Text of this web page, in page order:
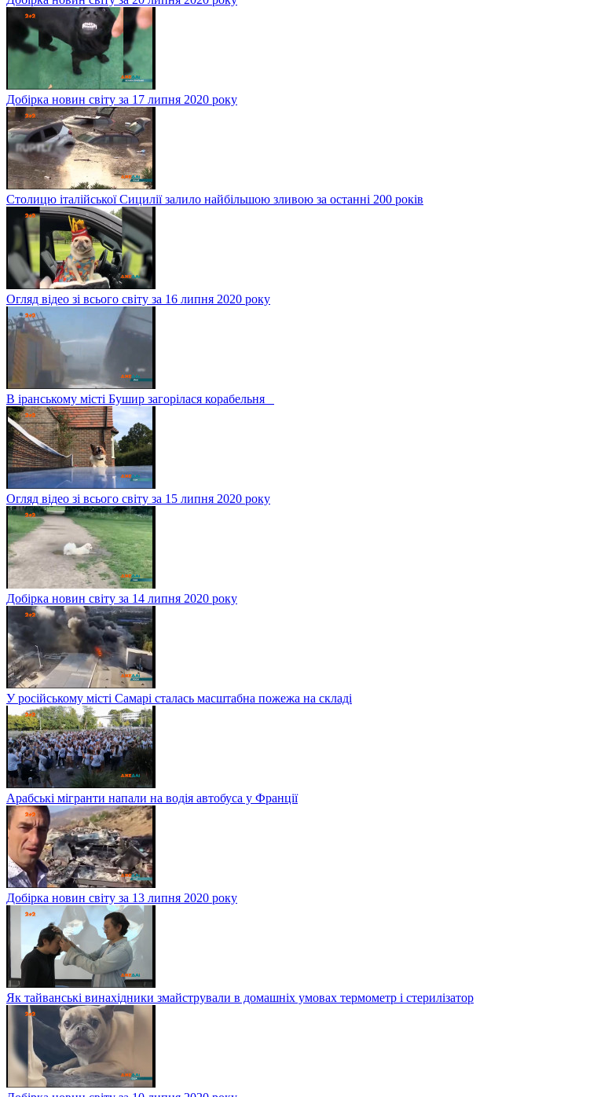
Добірка новин світу за 17 липня 2020 року
Столицю італійської Сицилії залило найбільшою зливою за останні 200 років
Огляд відео зі всього світу за 16 липня 2020 року
В іранському місті Бушир загорілася корабельня
Огляд відео зі всього світу за 15 липня 2020 року
Добірка новин світу за 14 липня 2020 року
У російському місті Самарі сталась масштабна пожежа на складі
Арабські мігранти напали на водія автобуса у Франції
Добірка новин світу за 13 липня 2020 року
Як тайванські винахідники змайстрували в домашніх умовах термометр і стерилізатор